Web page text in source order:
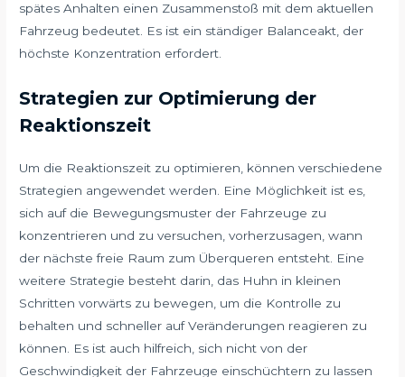
spätes Anhalten einen Zusammenstoß mit dem aktuellen
Fahrzeug bedeutet. Es ist ein ständiger Balanceakt, der
höchste Konzentration erfordert.
Strategien zur Optimierung der
Reaktionszeit
Um die Reaktionszeit zu optimieren, können verschiedene
Strategien angewendet werden. Eine Möglichkeit ist es,
sich auf die Bewegungsmuster der Fahrzeuge zu
konzentrieren und zu versuchen, vorherzusagen, wann
der nächste freie Raum zum Überqueren entsteht. Eine
weitere Strategie besteht darin, das Huhn in kleinen
Schritten vorwärts zu bewegen, um die Kontrolle zu
behalten und schneller auf Veränderungen reagieren zu
können. Es ist auch hilfreich, sich nicht von der
Geschwindigkeit der Fahrzeuge einschüchtern zu lassen